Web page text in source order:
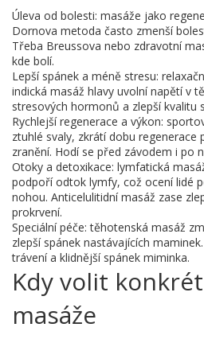
Úleva od bolesti: masáže jako
Dornova metoda často zmenší
Třeba Breussova nebo zdravotní
kde bolí.
Lepší spánek a méně stresu:
indická masáž hlavy uvolní napětí v
stresových hormonů a zlepší kvalitu
Rychlejší regenerace a výkon:
ztuhlé svaly, zkrátí dobu regenerace
zranění. Hodí se před závodem i po
Otoky a detoxikace: lymfatická
podpoří odtok lymfy, což ocení lidé
nohou. Anticelulitidní masáž zase
prokrvení.
Speciální péče: těhotenská masáž
zlepší spánek nastávajících
trávení a klidnější spánek miminka.
Kdy volit
masáže